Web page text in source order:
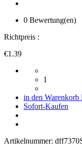
0 Bewertung(en)
Richtpreis :
€1.39
1
in den Warenkorb
Sofort-Kaufen
Artikelnummer: